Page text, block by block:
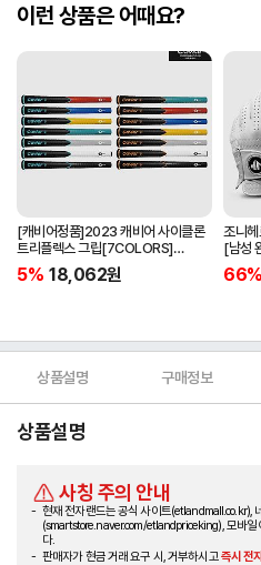
이런 상품은 어때요?
[캐비어정품]2023 캐비어 사이클론
트리플렉스 그립[7COLORS]
[라운드][39g/42g/46g/50g]
[R/S 토크]
5% 18,062원
조니
[남성
[화이
66%
상품설명 구매정보
상품설명
사칭 주의 안내
현재 전자랜드는 공식 사이트(etlandmall.co.kr),
(smartstore.naver.com/etlandpriceking), 모바일
다.
판매자가 현금 거래 요구 시, 거부하시고즉시 전